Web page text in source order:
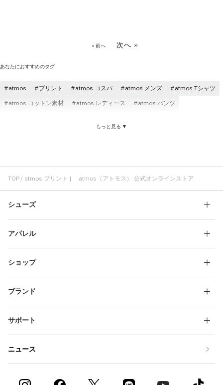
« 前へ 次へ »
あなたにおすすめのタグ
atmos プリント atmos コスパ atmos メンズ
atmos Tシャツ
atmos コットン素材
atmos レディース
atmos パンツ
コラボ プリント
プリント コスパ
もっと見る ▼
TOP atmos プリント | atmos（アトモス） 公式オンラインストア
シューズ
アパレル
ショップ
ブランド
サポート
ニュース